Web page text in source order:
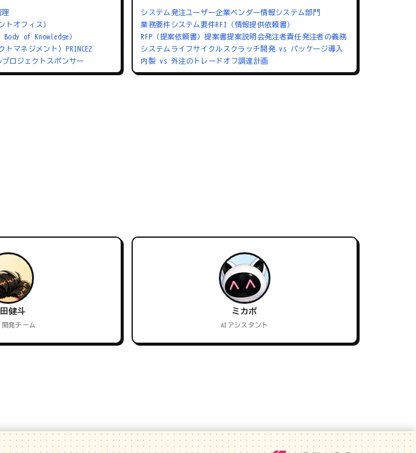
理
トオフィス）
Body of Knowledge）
トマネジメント）PRINCE2
プロジェクトスポンサー
システム発注ユーザー企業ベンダー情報システム部門
業務要件システム要件RFI（情報提供依頼書）
RFP（提案依頼書）提案書提案説明会発注者責任発注者の義務
システムライフサイクル スクラッチ開発 vs パッケージ導入
内製 vs 外注のトレードオフ調達計画
健斗
開発チーム
ミカポ
AIアシスタント